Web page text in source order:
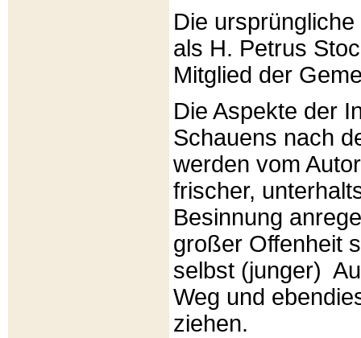
Die
als H. Petrus
Mitglied der
Die Aspekte der
Schauens nach
werden vom
frischer,
Besinnung
großer Offenheit
selbst (junger)
Weg und
ziehen.